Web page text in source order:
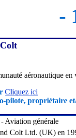
-
aéronautique en
Cliquez ici
pilote, propriétaire
- Aviation générale
Colt Ltd. (UK) en